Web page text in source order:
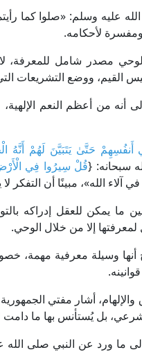
عليه وسلم: «صلوا كما
ومفسرة لأحكامه.
مصدر شامل للمعرفة،
القيم، ووضع التشريعات
أنه من أعظم النعم
أَنفُسِهِمْ حَتَّىٰ يَتَبَيَّنَ لَهُمْ أَنَّهُ
قُلْ سِيرُوا فِي
الله»، مبينًا أن التفكر لا
بين ما يمكن للعقل إدراكه
لمعرفتها إلا من خلال الوحي.
وسيلة معرفية مهمة،
أشار مفتي
شرعي، بل يُستأنس بها ما
إلى ما ورد عن النبي صلى